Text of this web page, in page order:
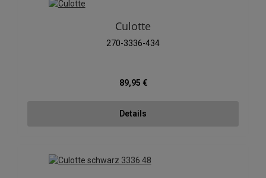
Culotte
270-3336-434
Regulärer Preis:
89,95 €
Details